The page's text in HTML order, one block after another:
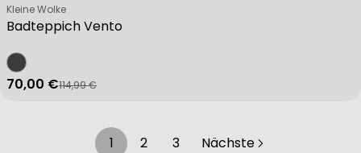
Badteppich Vento
Verkäufer:
Kleine Wolke
Verkaufspreis
70,00 €
Regulärer Preis
114,99 €
1 2 3 Nächste